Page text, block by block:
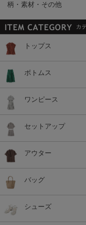
柄・素材・その他
トップス
ボトムス
ワンピース
セットアップ
アウター
バッグ
シューズ